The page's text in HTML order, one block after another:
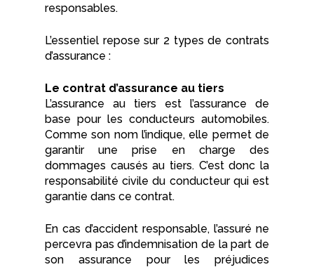
responsables.
L’essentiel repose sur 2 types de contrats
d’assurance :
Le contrat d’assurance au tiers
L’assurance au tiers est l’assurance de
base pour les conducteurs automobiles.
Comme son nom l’indique, elle permet de
garantir une prise en charge des
dommages causés au tiers. C’est donc la
responsabilité civile du conducteur qui est
garantie dans ce contrat.
En cas d’accident responsable, l’assuré ne
percevra pas d’indemnisation de la part de
son assurance pour les préjudices